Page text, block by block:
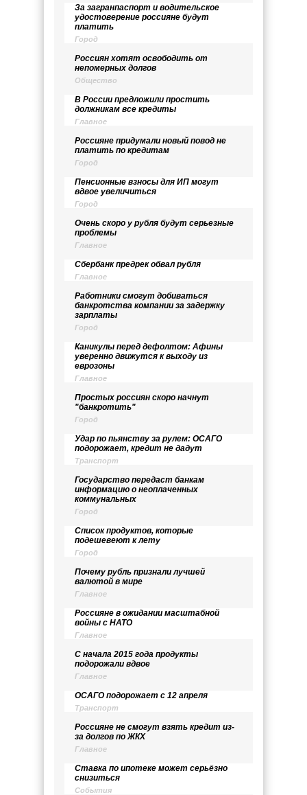
За загранпаспорт и водительское
удостоверение россияне будут
платить
Город
Россиян хотят освободить от
непомерных долгов
Общество
В России предложили простить
должникам все кредиты
Главное
Россияне придумали новый повод не
платить по кредитам
Город
Пенсионные взносы для ИП могут
вдвое увеличиться
Город
Очень скоро у рубля будут серьезные
проблемы
Главное
Сбербанк предрек обвал рубля
Главное
Работники смогут добиваться
банкротства компании за задержку
зарплаты
Город
Каникулы перед дефолтом: Афины
уверенно движутся к выходу из
еврозоны
Главное
Простых россиян скоро начнут
"банкротить"
Город
Удар по пьянству за рулем: ОСАГО
подорожает, кредит не дадут
Транспорт
Государство передаст банкам
информацию о неоплаченных
коммунальных
Город
Список продуктов, которые
подешевеют к лету
Город
Почему рубль признали лучшей
валютой в мире
Главное
Россияне в ожидании масштабной
войны с НАТО
Главное
С начала 2015 года продукты
подорожали вдвое
Главное
ОСАГО подорожает с 12 апреля
Транспорт
Россияне не смогут взять кредит из-
за долгов по ЖКХ
Главное
Ставка по ипотеке может серьёзно
снизиться
События